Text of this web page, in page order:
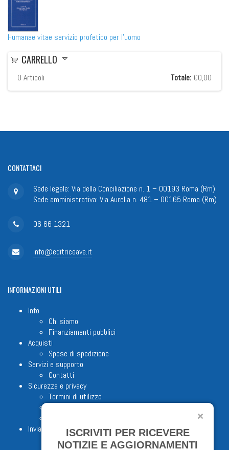
Humanae vitae servizio profetico per l'uomo
CARRELLO
0 Articoli Totale: €0,00
CONTATTACI
Sede legale: Via della Conciliazione n. 1 – 00193 Roma (Rm)
Sede amministrativa: Via Aurelia n. 481 – 00165 Roma (Rm)
06 66 1321
info@editriceave.it
INFORMAZIONIUTILI
Info
Chi siamo
Finanziamenti pubblici
Acquisti
Spese di spedizione
Servizi e supporto
Contatti
Sicurezza e privacy
Termini di utilizzo
Invia proposta editorialeISCRIVITI PER RICEVERE
NOTIZIE E AGGIORNAMENTI